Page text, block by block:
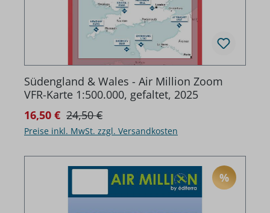
Südengland & Wales - Air Million Zoom
VFR-Karte 1:500.000, gefaltet, 2025
Verkaufspreis:
16,50 € Regulärer Preis:
24,50 €
Preise inkl. MwSt. zzgl. Versandkosten
RABATT
%